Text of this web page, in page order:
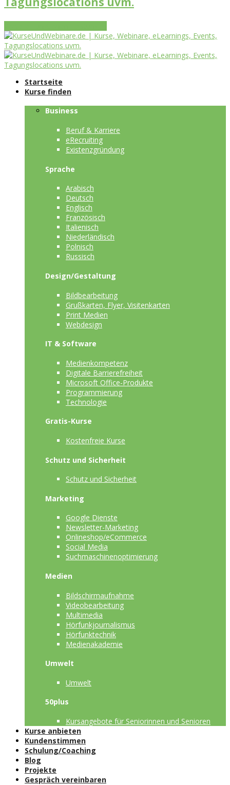
Startseite
Kurse finden
Business
Beruf & Karriere
eRecruiting
Existenzgründung
Sprache
Arabisch
Deutsch
Englisch
Französisch
Italienisch
Niederländisch
Polnisch
Russisch
Design/Gestaltung
Bildbearbeitung
Grußkarten, Flyer, Visitenkarten
Print Medien
Webdesign
IT & Software
Medienkompetenz
Digitale Barrierefreiheit
Microsoft Office-Produkte
Programmierung
Technologie
Gratis-Kurse
Kostenfreie Kurse
Schutz und Sicherheit
Schutz und Sicherheit
Marketing
Google Dienste
Newsletter-Marketing
Onlineshop/eCommerce
Social Media
Suchmaschinenoptimierung
Medien
Bildschirmaufnahme
Videobearbeitung
Multimedia
Hörfunkjournalismus
Hörfunktechnik
Medienakademie
Umwelt
Umwelt
50plus
Kursangebote für Seniorinnen und Senioren
Kurse anbieten
Kundenstimmen
Schulung/Coaching
Blog
Projekte
Gespräch vereinbaren